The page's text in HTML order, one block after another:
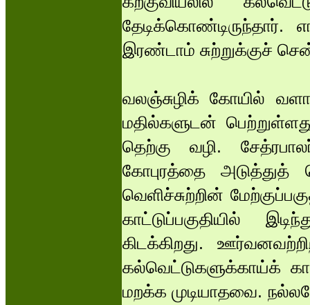
தேடிக்கொண்டிருந்தார்.
இரண்டாம் சுற்றுக்குச்
வலஞ்சுழிக் கோயில்
மதில்களுடன்
தெற்கு வழி.
கோபுரத்தை அடுத்துத்
வெளிச்சுற்றின்
காட்டுப்பகுதியில்
கிடக்கிறது.
கல்வெட்டுகளுக்காய்க்
மறக்க முடியாதவை.